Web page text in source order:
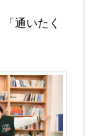
「通いたく